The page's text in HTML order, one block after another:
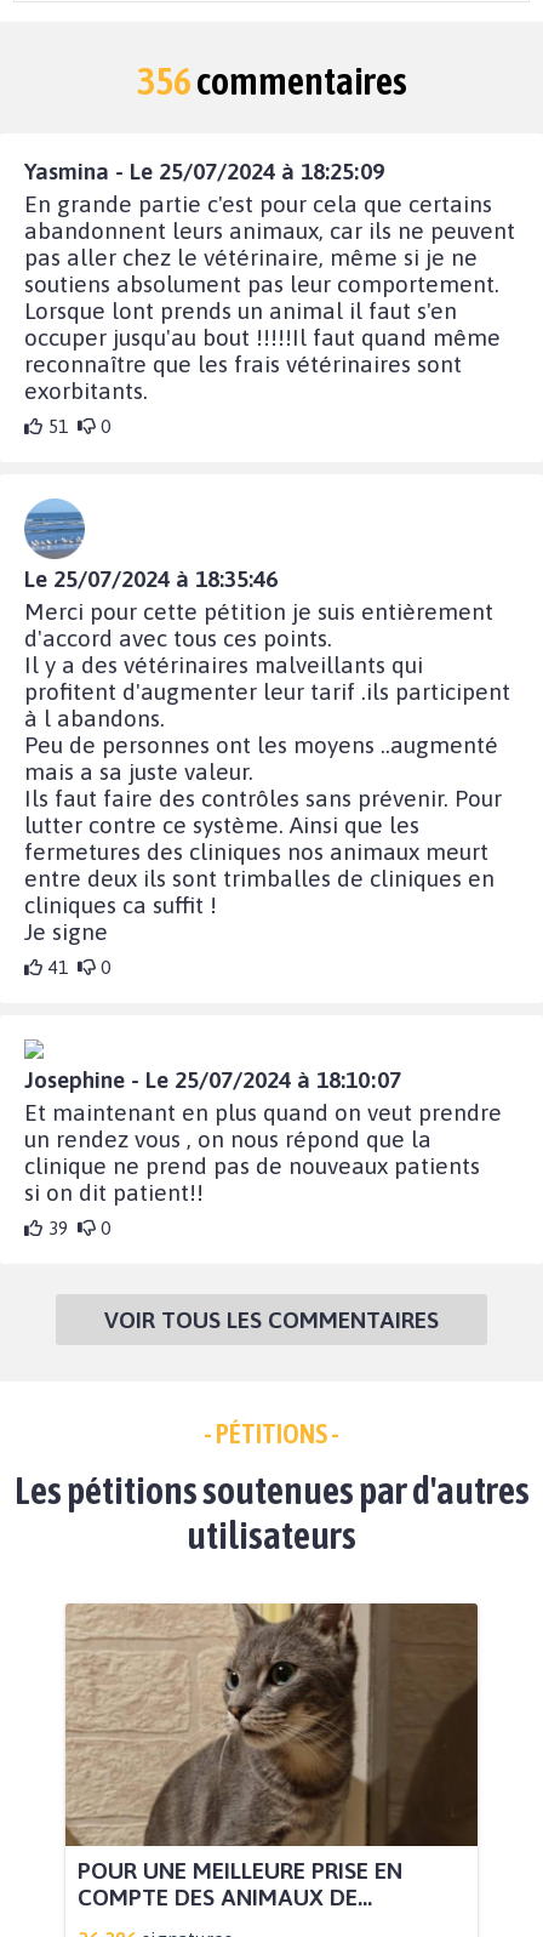
356commentaires
Yasmina - Le 25/07/2024 à 18:25:09
En grande partie c'est pour cela que certains
abandonnent leurs animaux, car ils ne peuvent
pas aller chez le vétérinaire, même si je ne
soutiens absolument pas leur comportement.
Lorsque lont prends un animal il faut s'en
occuper jusqu'au bout !!!!!Il faut quand même
reconnaître que les frais vétérinaires sont
exorbitants.
51 0
Le 25/07/2024 à 18:35:46
Merci pour cette pétition je suis entièrement
d'accord avec tous ces points.
Il y a des vétérinaires malveillants qui
profitent d'augmenter leur tarif .ils participent
à l abandons.
Peu de personnes ont les moyens ..augmenté
mais a sa juste valeur.
Ils faut faire des contrôles sans prévenir. Pour
lutter contre ce système. Ainsi que les
fermetures des cliniques nos animaux meurt
entre deux ils sont trimballes de cliniques en
cliniques ca suffit !
Je signe
41 0
Josephine - Le 25/07/2024 à 18:10:07
Et maintenant en plus quand on veut prendre
un rendez vous , on nous répond que la
clinique ne prend pas de nouveaux patients
si on dit patient!!
39 0
VOIR TOUS LES COMMENTAIRES
- PÉTITIONS -
Les pétitions soutenues par d'autres
utilisateurs
POUR UNE MEILLEURE PRISE EN
COMPTE DES ANIMAUX DE...